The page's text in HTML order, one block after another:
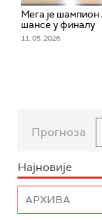
Мега је
шансе у финалу
11. 05. 2026.
Прогноза
Најновије